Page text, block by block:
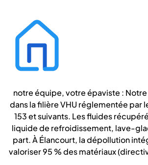
notre équipe, votre épaviste :
dans la filière VHU réglementée par
153 et suivants. Les fluides
liquide de refroidissement, lave-
part. À Élancourt, la dépollution
valoriser 95 % des matériaux